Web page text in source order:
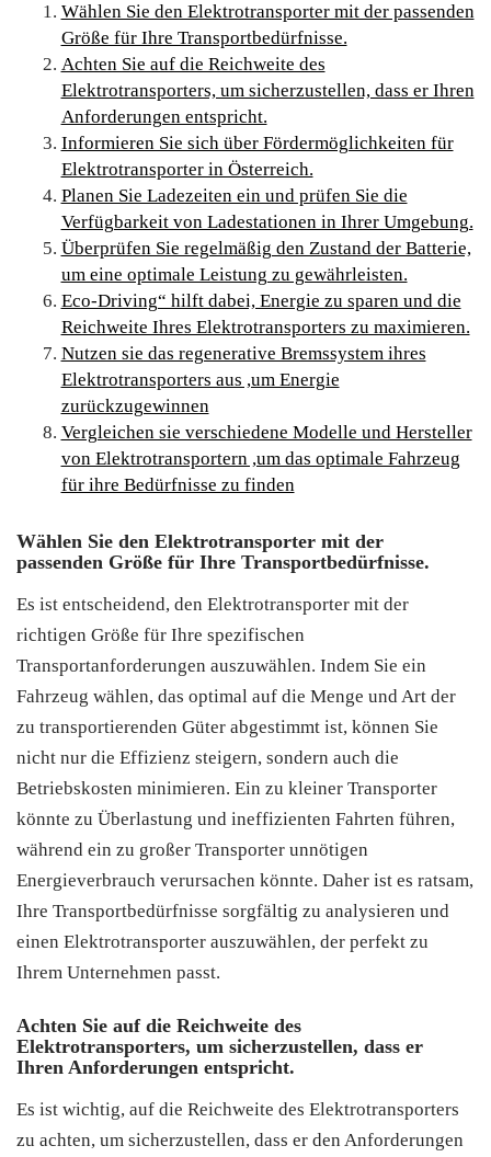
Wählen Sie den Elektrotransporter mit der passenden
Größe für Ihre Transportbedürfnisse.
Achten Sie auf die Reichweite des
Elektrotransporters, um sicherzustellen, dass er Ihren
Anforderungen entspricht.
Informieren Sie sich über Fördermöglichkeiten für
Elektrotransporter in Österreich.
Planen Sie Ladezeiten ein und prüfen Sie die
Verfügbarkeit von Ladestationen in Ihrer Umgebung.
Überprüfen Sie regelmäßig den Zustand der Batterie,
um eine optimale Leistung zu gewährleisten.
Eco-Driving“ hilft dabei, Energie zu sparen und die
Reichweite Ihres Elektrotransporters zu maximieren.
Nutzen sie das regenerative Bremssystem ihres
Elektrotransporters aus ,um Energie
zurückzugewinnen
Vergleichen sie verschiedene Modelle und Hersteller
von Elektrotransportern ,um das optimale Fahrzeug
für ihre Bedürfnisse zu finden
Wählen Sie den Elektrotransporter mit der
passenden Größe für Ihre Transportbedürfnisse.
Es ist entscheidend, den Elektrotransporter mit der
richtigen Größe für Ihre spezifischen
Transportanforderungen auszuwählen. Indem Sie ein
Fahrzeug wählen, das optimal auf die Menge und Art der
zu transportierenden Güter abgestimmt ist, können Sie
nicht nur die Effizienz steigern, sondern auch die
Betriebskosten minimieren. Ein zu kleiner Transporter
könnte zu Überlastung und ineffizienten Fahrten führen,
während ein zu großer Transporter unnötigen
Energieverbrauch verursachen könnte. Daher ist es ratsam,
Ihre Transportbedürfnisse sorgfältig zu analysieren und
einen Elektrotransporter auszuwählen, der perfekt zu
Ihrem Unternehmen passt.
Achten Sie auf die Reichweite des
Elektrotransporters, um sicherzustellen, dass er
Ihren Anforderungen entspricht.
Es ist wichtig, auf die Reichweite des Elektrotransporters
zu achten, um sicherzustellen, dass er den Anforderungen